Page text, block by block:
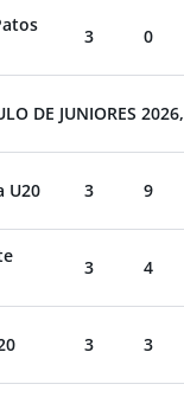
3 0
DE JUNIORES
U20 3 9
3 4
3 3